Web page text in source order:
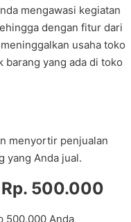
mengawasi kegiatan
dengan fitur dari
usaha toko
barang yang ada di toko
menyortir penjualan
yang Anda jual.
500.000
500.000 Anda